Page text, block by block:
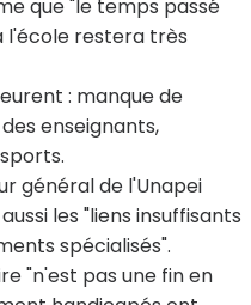
que "le temps passé
l'école restera très
: manque de
enseignants,
général de l'Unapei
les "liens insuffisants
spécialisés".
"n'est pas une fin en